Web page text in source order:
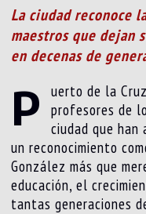
La ciudad reconoce
maestros que dejan
en decenas de
P
uerto de la
profesores de
ciudad que
un reconocimiento
González más que
educación, el
tantas generaciones